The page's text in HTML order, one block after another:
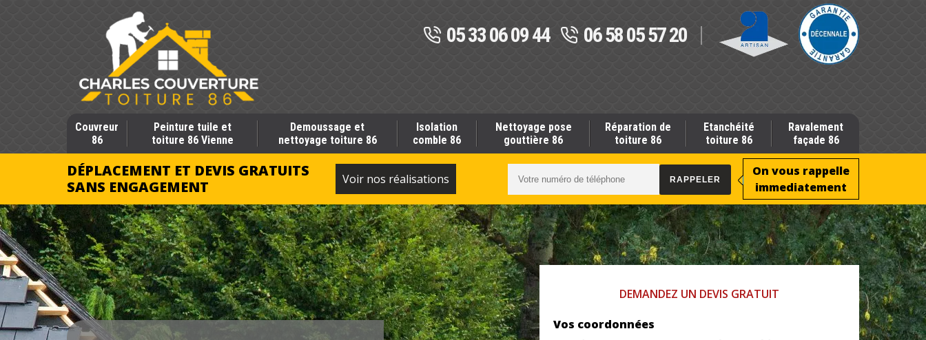
05 33 06 09 44 06 58 05 57 20
Couvreur
86
Peinture tuile et
toiture 86 Vienne
Demoussage et
nettoyage toiture 86
Isolation
comble 86
Nettoyage pose
gouttière 86
Réparation de
toiture 86
Etanchéité
toiture 86
Ravalement
façade 86
DÉPLACEMENT ET DEVIS GRATUITS
SANS ENGAGEMENT
Voir nos réalisations
On vous rappelle
immediatement
DEMANDEZ UN DEVIS GRATUIT
Vos coordonnées